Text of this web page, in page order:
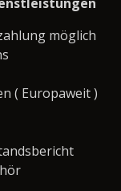
möglich
( Europaweit )